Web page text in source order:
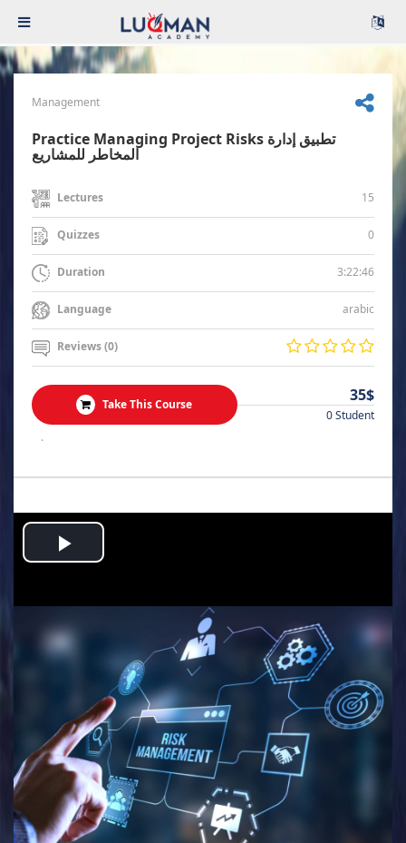
Management
Practice Managing Project Risks تطبيق إدارة
المخاطر للمشاريع
Lectures 15
Quizzes 0
Duration 3:22:46
Language arabic
Reviews (0)
Take This Course 35$
0 Student
.
Play
Video